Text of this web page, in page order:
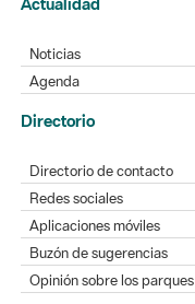
Noticias
Agenda
Directorio
Directorio de contacto
Redes sociales
Aplicaciones móviles
Buzón de sugerencias
Opinión sobre los parques